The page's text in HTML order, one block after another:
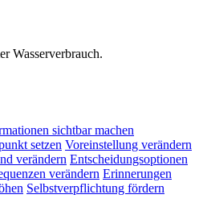
Wasserverbrauch.
sichtbar machen
setzen Voreinstellung verändern
verändern Entscheidungsoptionen
verändern Erinnerungen
Selbstverpflichtung fördern